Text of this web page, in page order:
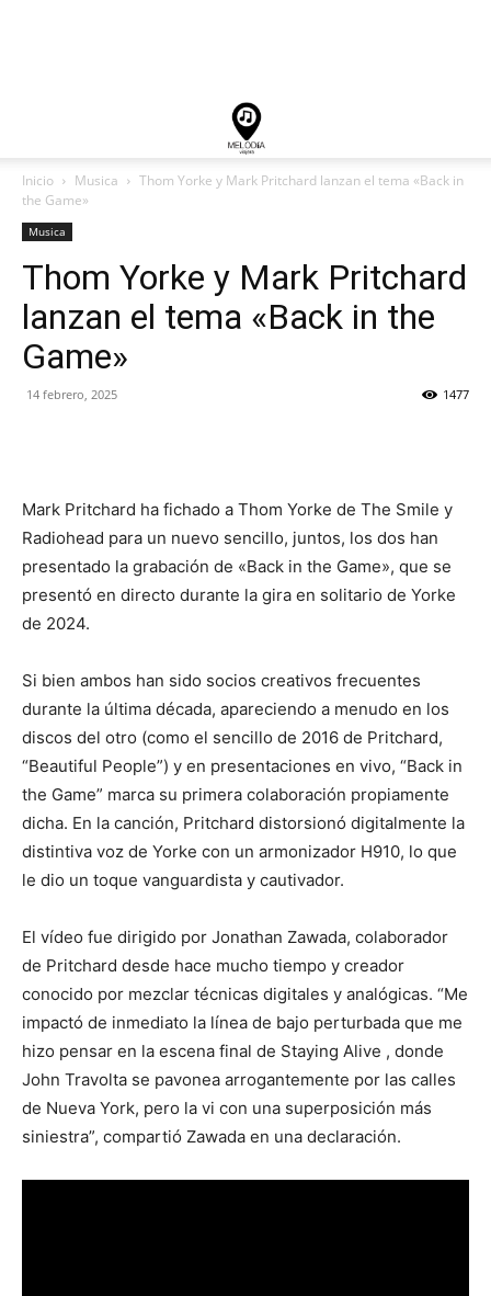
Inicio Musica
Thom Yorke y Mark Pritchard lanzan el tema «Back in
the Game»
Musica
Thom Yorke y Mark Pritchard
lanzan el tema «Back in the
Game»
14 febrero, 2025 1477
Mark Pritchard ha fichado a Thom Yorke de The Smile y
Radiohead para un nuevo sencillo, juntos, los dos han
presentado la grabación de «Back in the Game», que se
presentó en directo durante la gira en solitario de Yorke
de 2024.
Si bien ambos han sido socios creativos frecuentes
durante la última década, apareciendo a menudo en los
discos del otro (como el sencillo de 2016 de Pritchard,
“Beautiful People”) y en presentaciones en vivo, “Back in
the Game” marca su primera colaboración propiamente
dicha. En la canción, Pritchard distorsionó digitalmente la
distintiva voz de Yorke con un armonizador H910, lo que
le dio un toque vanguardista y cautivador.
El vídeo fue dirigido por Jonathan Zawada, colaborador
de Pritchard desde hace mucho tiempo y creador
conocido por mezclar técnicas digitales y analógicas. “Me
impactó de inmediato la línea de bajo perturbada que me
hizo pensar en la escena final de Staying Alive , donde
John Travolta se pavonea arrogantemente por las calles
de Nueva York, pero la vi con una superposición más
siniestra”, compartió Zawada en una declaración.